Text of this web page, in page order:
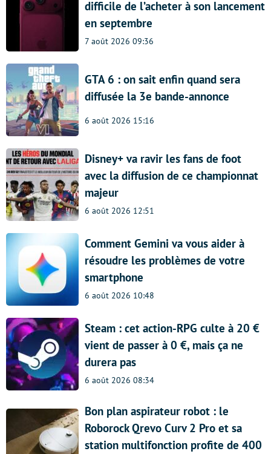
difficile de l’acheter à son lancement
en septembre
7 août 2026 09:36
GTA 6 : on sait enfin quand sera
diffusée la 3e bande-annonce
6 août 2026 15:16
Disney+ va ravir les fans de foot
avec la diffusion de ce championnat
majeur
6 août 2026 12:51
Comment Gemini va vous aider à
résoudre les problèmes de votre
smartphone
6 août 2026 10:48
Steam : cet action-RPG culte à 20 €
vient de passer à 0 €, mais ça ne
durera pas
6 août 2026 08:34
Bon plan aspirateur robot : le
Roborock Qrevo Curv 2 Pro et sa
station multifonction profite de 400